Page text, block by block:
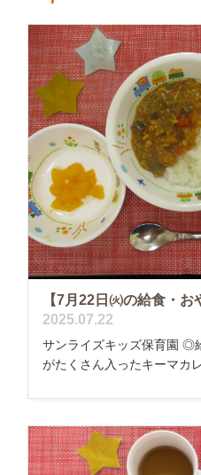
【7月22日㈫の給食・お
2025.07.22
サンライズキッズ保育園 ◎
がたくさん入ったキーマカ